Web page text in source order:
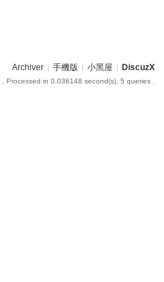
Archiver 手機版 小黑屋 DiscuzX
, Processed in 0.036148 second(s), 5 queries .